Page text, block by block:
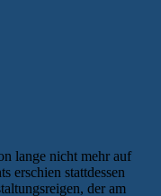
lange nicht mehr auf
erschien stattdessen
der am